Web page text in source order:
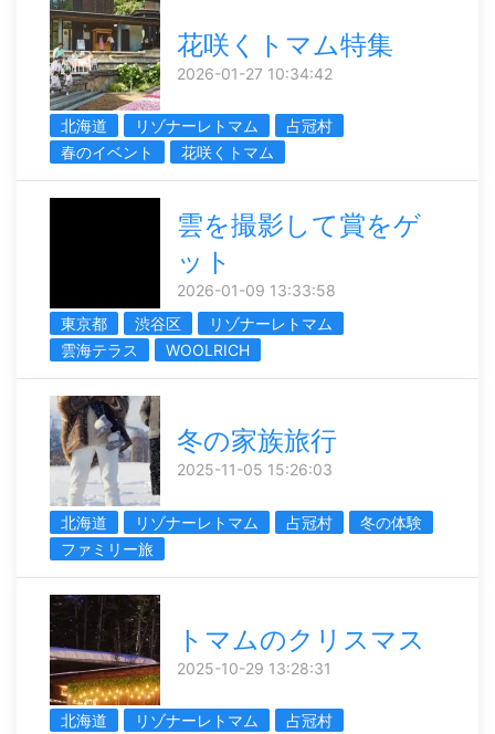
花咲くトマム特集
2026-01-27 10:34:42
北海道 リゾナーレトマム
占冠村
春のイベント
花咲くトマム
雲を撮影して賞をゲ
ット
2026-01-09 13:33:58
東京都
渋谷区
リゾナーレトマム
雲海テラス
WOOLRICH
冬の家族旅行
2025-11-05 15:26:03
北海道 リゾナーレトマム 占冠村
冬の体験
ファミリー旅
トマムのクリスマス
2025-10-29 13:28:31
北海道 リゾナーレトマム 占冠村